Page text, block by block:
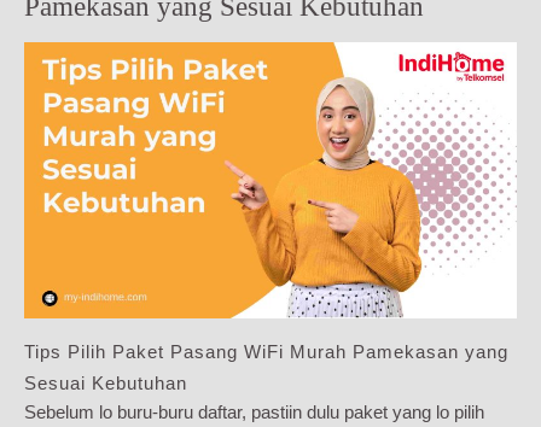
Tips Pilih Paket Pasang WiFi Murah Pamekasan yang
Sesuai Kebutuhan
Sebelum lo buru-buru daftar, pastiin dulu paket yang lo pilih